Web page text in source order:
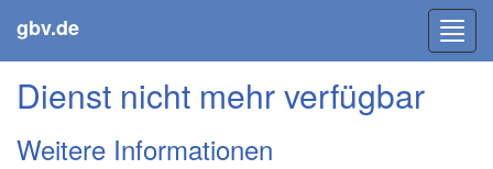
gbv.de
Dienst nicht mehr verfügbar
Weitere Informationen